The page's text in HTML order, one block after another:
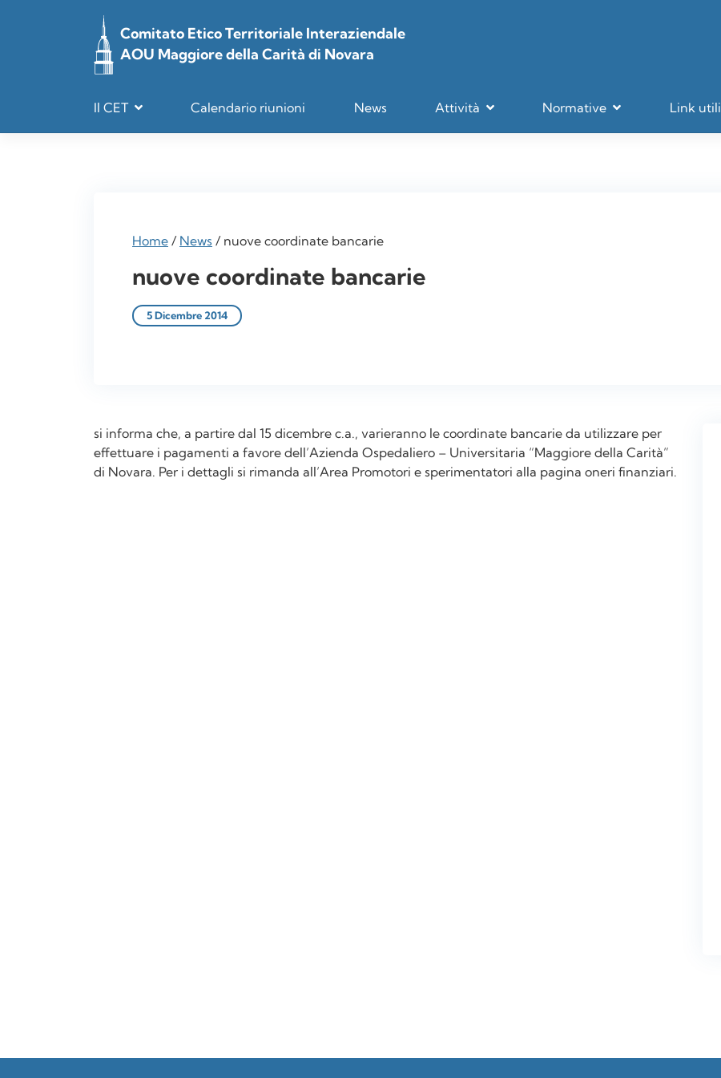
Comitato Etico Territoriale Interaziendale
AOU Maggiore della Carità di Novara
Il CET Calendario riunioni News Attività Normative Link utili
Home / News / nuove coordinate bancarie
nuove coordinate bancarie
5 Dicembre 2014
si informa che, a partire dal 15 dicembre c.a., varieranno le coordinate bancarie da utilizzare per
effettuare i pagamenti a favore dell’Azienda Ospedaliero – Universitaria “Maggiore della Carità”
di Novara. Per i dettagli si rimanda all’Area Promotori e sperimentatori alla pagina oneri finanziari.